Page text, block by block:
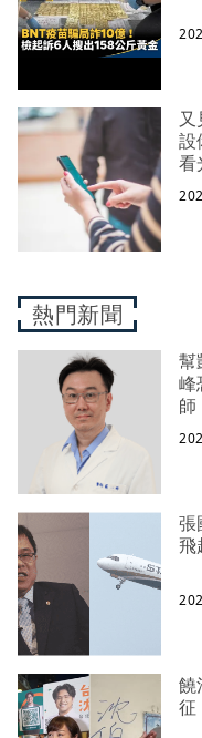
設
看
熱門新聞
幫
峰
師
張
飛
饒
征